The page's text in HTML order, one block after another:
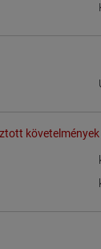
követelmények